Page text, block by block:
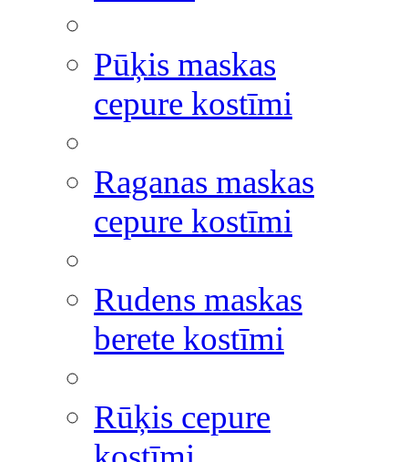
Pūķis maskas
cepure kostīmi
Raganas maskas
cepure kostīmi
Rudens maskas
berete kostīmi
Rūķis cepure